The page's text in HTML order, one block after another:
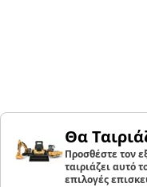
Θα
Προσθέστε τον
ταιριάζει αυτό
επιλογές